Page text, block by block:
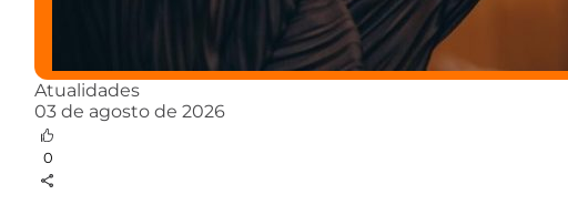
Atualidades
03 de agosto de 2026
0